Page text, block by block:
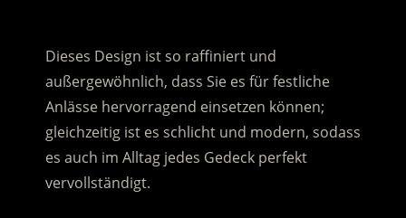
Dieses Design ist so raffiniert und
außergewöhnlich, dass Sie es für festliche
Anlässe hervorragend einsetzen können;
gleichzeitig ist es schlicht und modern, sodass
es auch im Alltag jedes Gedeck perfekt
vervollständigt.